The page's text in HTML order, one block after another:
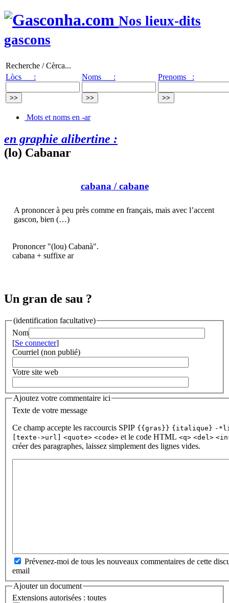
Nos lieux-dits
gascons
Recherche / Cèrca...
Lòcs :
Noms : Prenoms :
Mots et noms en -ar
en graphie alibertine :
(lo) Cabanar
cabana/ cabane
A prononcer à peu près comme en français, mais avec l’accent
gascon, bien (…)
Prononcer "(lou) Cabanà".
cabana + suffixe ar
Un gran de sau ?
(identification facultative)
Nom
[Se connecter]
Courriel (non publié)
Votre site web
Ajoutez votre commentaire ici
Texte de votre message
Ce champ accepte les raccourcis SPIP {{gras}} {italique} -
[texte->url] <quote> <code> et le code HTML <q> <del>
créer des paragraphes, laissez simplement des lignes vides.
Prévenez-moi de tous les nouveaux commentaires de cette
email
Ajouter un document
Extensions autorisées : toutes